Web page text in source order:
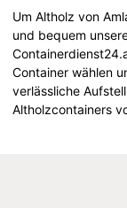
Um Altholz von
und bequem
Container wählen
verlässliche
Altholzcontainers